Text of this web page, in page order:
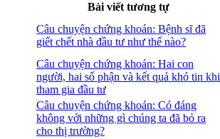
Bài viết tương tự
Câu chuyện chứng khoán: Bệnh sĩ đã
giết chết nhà đầu tư như thế nào?
Câu chuyện chứng khoán: Hai con
người, hai số phận và kết quả khó tin khi
tham gia đầu tư
Câu chuyện chứng khoán: Có đáng
không với những gì chúng ta đã bỏ ra
cho thị trường?